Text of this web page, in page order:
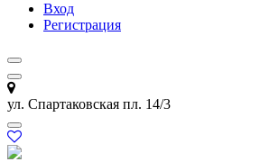
Вход
Регистрация
ул. Спартаковская пл. 14/3